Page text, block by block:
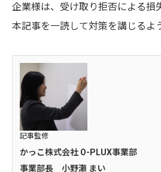
企業様は、受け取り拒否による損
本記事を一読して対策を講じるよ
記事監修
かっこ株式会社 O-PLUX事業部
事業部長 小野瀬 まい